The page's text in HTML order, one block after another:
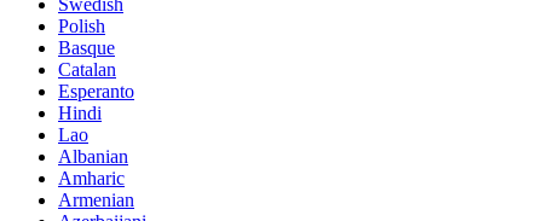
Polish
Basque
Catalan
Esperanto
Hindi
Lao
Albanian
Amharic
Armenian